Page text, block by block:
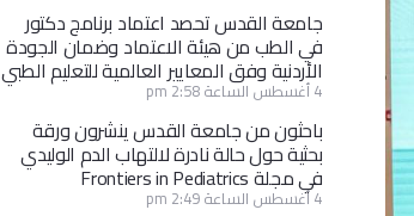
جامعة القدس تحصد اعتماد برنامج دكتور
في الطب من هيئة الاعتماد وضمان الجودة
الأردنية وفق المعايير العالمية للتعليم الطبي
4 أغسطس الساعة 2:58 pm
باحثون من جامعة القدس ينشرون ورقة
بحثية حول حالة نادرة لالتهاب الدم الوليدي
في مجلة Frontiers in Pediatrics
4 أغسطس الساعة 2:49 pm